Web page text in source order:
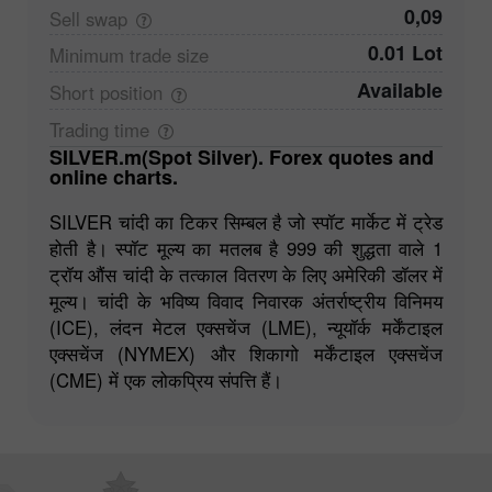
Sell swap 0,09
Minimum trade size 0.01 Lot
Short position Available
Trading time
SILVER.m(Spot Silver). Forex quotes and
online charts.
SILVER चांदी का टिकर सिम्बल है जो स्पॉट मार्केट में ट्रेड
होती है। स्पॉट मूल्य का मतलब है 999 की शुद्धता वाले 1
ट्रॉय औंस चांदी के तत्काल वितरण के लिए अमेरिकी डॉलर में
मूल्य। चांदी के भविष्य विवाद निवारक अंतर्राष्ट्रीय विनिमय
(ICE), लंदन मेटल एक्सचेंज (LME), न्यूयॉर्क मर्केंटाइल
एक्सचेंज (NYMEX) और शिकागो मर्केंटाइल एक्सचेंज
(CME) में एक लोकप्रिय संपत्ति हैं।